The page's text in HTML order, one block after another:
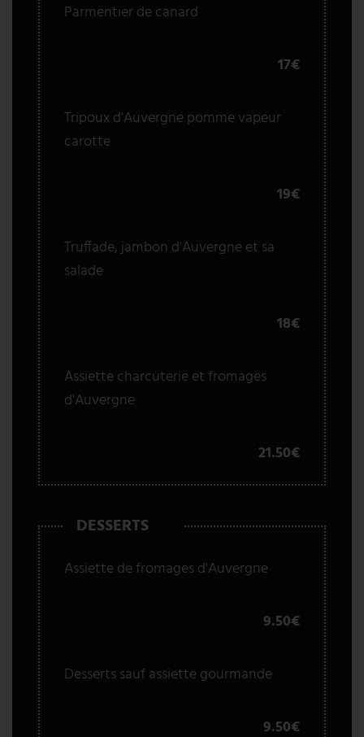
Parmentier de canard
17€
Tripoux d'Auvergne pomme vapeur
carotte
19€
Truffade, jambon d'Auvergne et sa
salade
18€
Assiette charcuterie et fromages
d'Auvergne
21.50€
DESSERTS
Assiette de fromages d'Auvergne
9.50€
Desserts sauf assiette gourmande
9.50€